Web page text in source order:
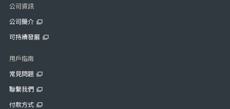
公司資訊
公司簡介
可持續發展
用戶指南
常見問題
聯繫我們
付款方式